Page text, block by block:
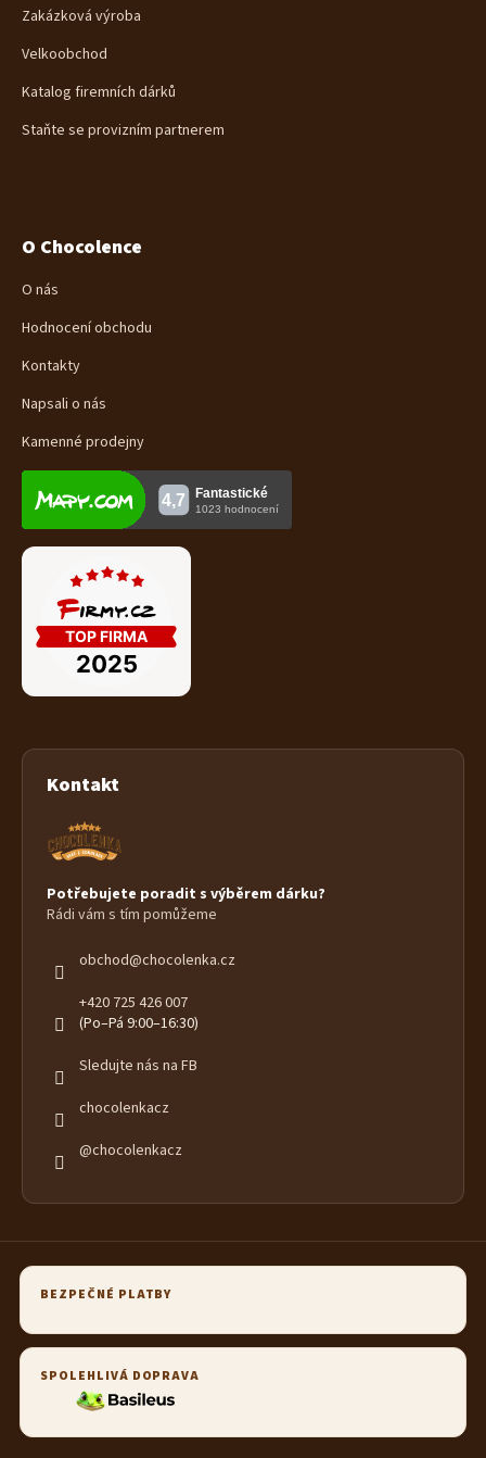
Zakázková výroba
Velkoobchod
Katalog firemních dárků
Staňte se provizním partnerem
O Chocolence
O nás
Hodnocení obchodu
Kontakty
Napsali o nás
Kamenné prodejny
Kontakt
Potřebujete poradit s výběrem dárku?
Rádi vám s tím pomůžeme
obchod@chocolenka.cz
+420 725 426 007
(Po–Pá 9:00–16:30)
Sledujte nás na FB
chocolenkacz
@chocolenkacz
BEZPEČNÉ PLATBY
SPOLEHLIVÁ DOPRAVA